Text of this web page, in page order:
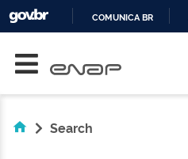
COMUNICA BR
Search